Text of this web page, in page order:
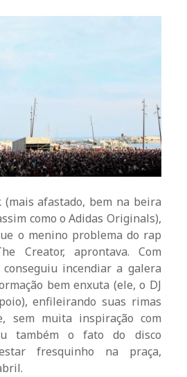
afastado, bem na beira
como o Adidas Originals),
o menino problema do rap
Creator, aprontava. Com
incendiar a galera
bem enxuta (ele, o DJ
enfileirando suas rimas
sem muita inspiração com
também o fato do disco
fresquinho na praça,